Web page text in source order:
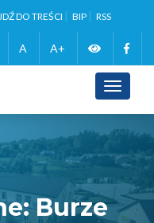
DO TREŚCI BIP RSS
A A+ Zmień
wersję
Toggle
Burze